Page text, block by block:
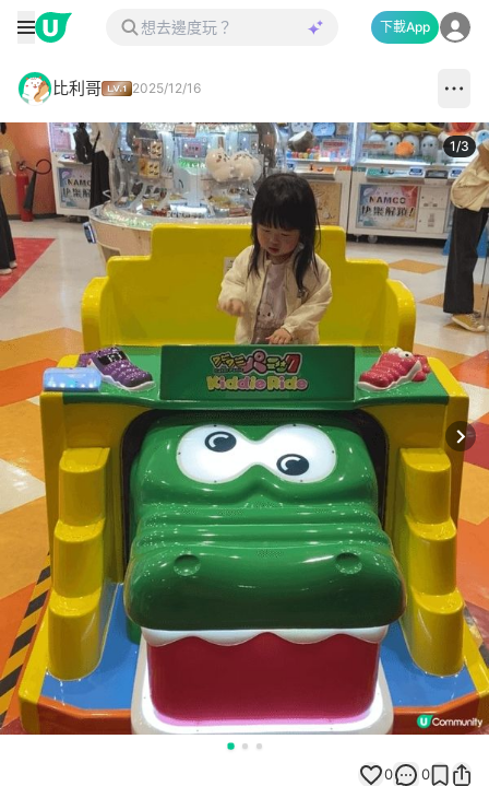
下載App
比利哥 2025/12/16
1/3
0 0